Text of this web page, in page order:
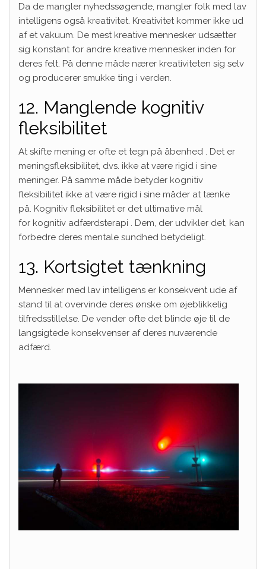
Da de mangler nyhedssøgende, mangler folk med lav
intelligens også kreativitet. Kreativitet kommer ikke ud
af et vakuum. De mest kreative mennesker udsætter
sig konstant for andre kreative mennesker inden for
deres felt. På denne måde nærer kreativiteten sig selv
og producerer smukke ting i verden.
12. Manglende kognitiv
fleksibilitet
At skifte mening er ofte et tegn på åbenhed . Det er
meningsfleksibilitet, dvs. ikke at være rigid i sine
meninger. På samme måde betyder kognitiv
fleksibilitet ikke at være rigid i sine måder at tænke
på. Kognitiv fleksibilitet er det ultimative mål
for kognitiv adfærdsterapi . Dem, der udvikler det, kan
forbedre deres mentale sundhed betydeligt.
13. Kortsigtet tænkning
Mennesker med lav intelligens er konsekvent ude af
stand til at overvinde deres ønske om øjeblikkelig
tilfredsstillelse. De vender ofte det blinde øje til de
langsigtede konsekvenser af deres nuværende
adfærd.